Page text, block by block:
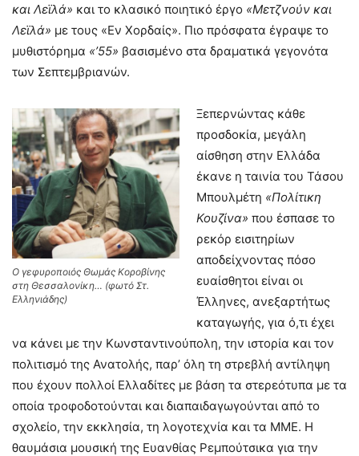
και Λεϊλά» και το κλασικό ποιητικό έργο «Μετζνούν και
Λεϊλά» με τους «Εν Χορδαίς». Πιο πρόσφατα έγραψε το
μυθιστόρημα «’55» βασισμένο στα δραματικά γεγονότα
των Σεπτεμβριανών.
Ο γεφυροποιός Θωμάς Κοροβίνης
στη Θεσσαλονίκη… (φωτό Στ.
Ελληνιάδης)
Ξεπερνώντας κάθε
προσδοκία, μεγάλη
αίσθηση στην Ελλάδα
έκανε η ταινία του Τάσου
Μπουλμέτη «Πολίτικη
Κουζίνα» που έσπασε το
ρεκόρ εισιτηρίων
αποδείχνοντας πόσο
ευαίσθητοι είναι οι
Έλληνες, ανεξαρτήτως
καταγωγής, για ό,τι έχει
να κάνει με την Κωνσταντινούπολη, την ιστορία και τον
πολιτισμό της Ανατολής, παρ’ όλη τη στρεβλή αντίληψη
που έχουν πολλοί Ελλαδίτες με βάση τα στερεότυπα με τα
οποία τροφοδοτούνται και διαπαιδαγωγούνται από το
σχολείο, την εκκλησία, τη λογοτεχνία και τα ΜΜΕ. Η
θαυμάσια μουσική της Ευανθίας Ρεμπούτσικα για την